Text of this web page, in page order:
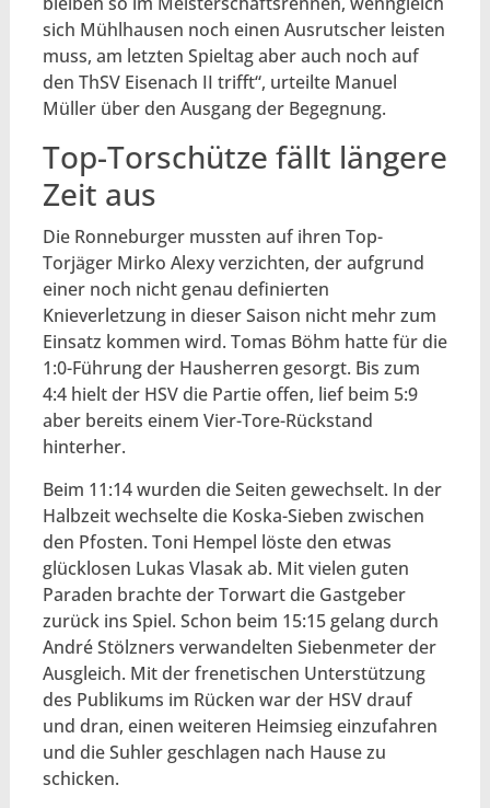
sich Mühlhausen noch einen Ausrutscher leisten
muss, am letzten Spieltag aber auch noch auf
den ThSV Eisenach II trifft“, urteilte Manuel
Müller über den Ausgang der Begegnung.
Top-Torschütze fällt längere
Zeit aus
Die Ronneburger mussten auf ihren Top-
Torjäger Mirko Alexy verzichten, der aufgrund
einer noch nicht genau definierten
Knieverletzung in dieser Saison nicht mehr zum
Einsatz kommen wird. Tomas Böhm hatte für die
1:0-Führung der Hausherren gesorgt. Bis zum
4:4 hielt der HSV die Partie offen, lief beim 5:9
aber bereits einem Vier-Tore-Rückstand
hinterher.
Beim 11:14 wurden die Seiten gewechselt. In der
Halbzeit wechselte die Koska-Sieben zwischen
den Pfosten. Toni Hempel löste den etwas
glücklosen Lukas Vlasak ab. Mit vielen guten
Paraden brachte der Torwart die Gastgeber
zurück ins Spiel. Schon beim 15:15 gelang durch
André Stölzners verwandelten Siebenmeter der
Ausgleich. Mit der frenetischen Unterstützung
des Publikums im Rücken war der HSV drauf
und dran, einen weiteren Heimsieg einzufahren
und die Suhler geschlagen nach Hause zu
schicken.